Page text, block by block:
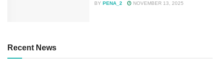
BY PENA_2 NOVEMBER 13, 2025
Recent News